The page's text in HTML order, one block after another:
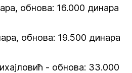
обнова: 16.000 динара
обнова: 19.500 динара
- обнова: 33.000